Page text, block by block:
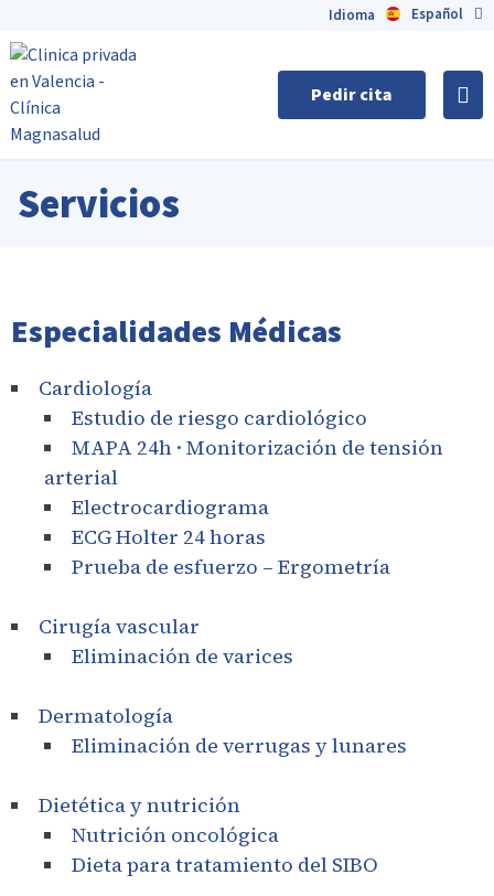
Español
English
Idioma
Pedir cita
Servicios
Especialidades Médicas
Cardiología
Estudio de riesgo cardiológico
MAPA 24h · Monitorización de tensión
arterial
Electrocardiograma
ECG Holter 24 horas
Prueba de esfuerzo – Ergometría
Cirugía vascular
Eliminación de varices
Dermatología
Eliminación de verrugas y lunares
Dietética y nutrición
Nutrición oncológica
Dieta para tratamiento del SIBO